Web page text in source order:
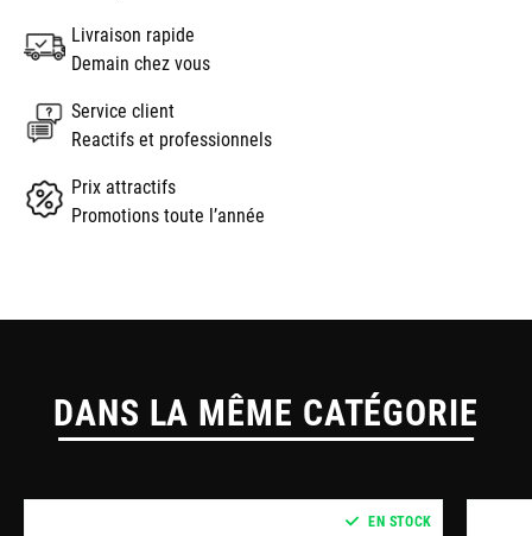
Livraison rapide
Demain chez vous
Service client
Reactifs et professionnels
Prix attractifs
Promotions toute l’année
DANS LA MÊME CATÉGORIE
EN STOCK